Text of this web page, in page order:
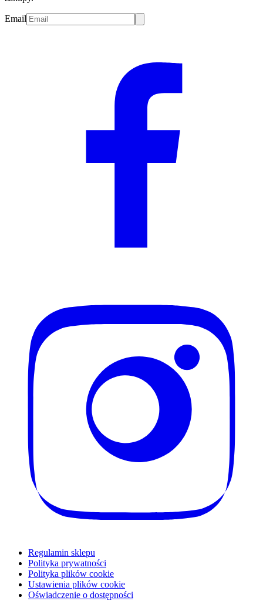
Email
Regulamin sklepu
Polityka prywatności
Polityka plików cookie
Ustawienia plików cookie
Oświadczenie o dostępności